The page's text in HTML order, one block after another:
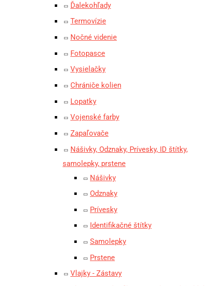
Ďalekohľady
Termovízie
Nočné videnie
Fotopasce
Vysielačky
Chrániče kolien
Lopatky
Vojenské farby
Zapaľovače
Nášivky, Odznaky, Prívesky, ID štítky,
samolepky, prstene
Nášivky
Odznaky
Prívesky
Identifikačné štítky
Samolepky
Prstene
Vlajky - Zástavy